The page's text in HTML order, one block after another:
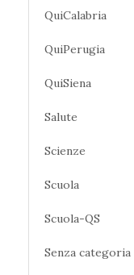
QuiCalabria
QuiPerugia
QuiSiena
Salute
Scienze
Scuola
Scuola-QS
Senza categoria